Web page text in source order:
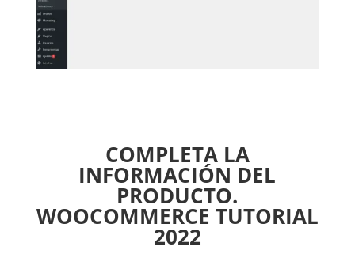
COMPLETA LA
INFORMACIÓN DEL
PRODUCTO.
WOOCOMMERCE TUTORIAL
2022